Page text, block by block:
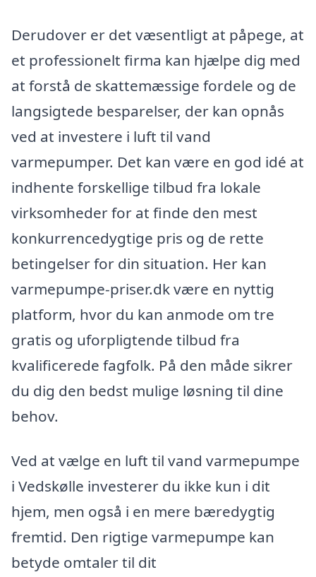
Derudover er det væsentligt at påpege, at
et professionelt firma kan hjælpe dig med
at forstå de skattemæssige fordele og de
langsigtede besparelser, der kan opnås
ved at investere i luft til vand
varmepumper. Det kan være en god idé at
indhente forskellige tilbud fra lokale
virksomheder for at finde den mest
konkurrencedygtige pris og de rette
betingelser for din situation. Her kan
varmepumpe-priser.dk være en nyttig
platform, hvor du kan anmode om tre
gratis og uforpligtende tilbud fra
kvalificerede fagfolk. På den måde sikrer
du dig den bedst mulige løsning til dine
behov.
Ved at vælge en luft til vand varmepumpe
i Vedskølle investerer du ikke kun i dit
hjem, men også i en mere bæredygtig
fremtid. Den rigtige varmepumpe kan
betyde omtaler til dit